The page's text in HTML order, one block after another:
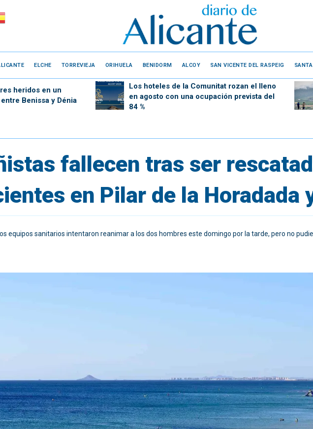
ELCHE TORREVIEJA ORIHUELA BENIDORM ALCOY SAN VICENTE DEL RASPEIG
heridos en un
Benissa y Dénia
Los hoteles de la Comunitat rozan el lleno
en agosto con una ocupación prevista del
84 %
fallecen tras ser
en Pilar de la Horadada
equipos sanitarios intentaron reanimar a los dos hombres este domingo por la tarde, pero no